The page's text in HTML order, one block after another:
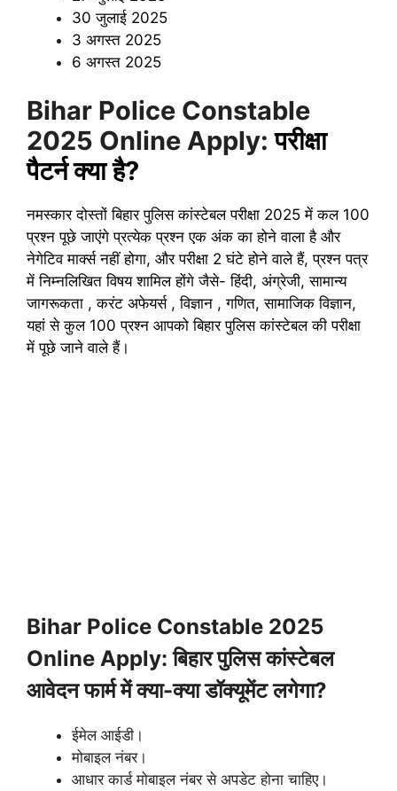
30 जुलाई 2025
3 अगस्त 2025
6 अगस्त 2025
Bihar Police Constable
2025 Online Apply:परीक्षा
पैटर्न क्या है?
नमस्कार दोस्तों बिहार पुलिस कांस्टेबल परीक्षा 2025 में कल 100
प्रश्न पूछे जाएंगे प्रत्येक प्रश्न एक अंक का होने वाला है और
नेगेटिव मार्क्स नहीं होगा, और परीक्षा 2 घंटे होने वाले हैं, प्रश्न पत्र
में निम्नलिखित विषय शामिल होंगे जैसे- हिंदी, अंग्रेजी, सामान्य
जागरूकता , करंट अफेयर्स , विज्ञान , गणित, सामाजिक विज्ञान,
यहां से कुल 100 प्रश्न आपको बिहार पुलिस कांस्टेबल की परीक्षा
में पूछे जाने वाले हैं।
Bihar Police Constable 2025
Online Apply: बिहार पुलिस कांस्टेबल
आवेदन फार्म में क्या-क्या डॉक्यूमेंट लगेगा?
ईमेल आईडी।
मोबाइल नंबर।
आधार कार्ड मोबाइल नंबर से अपडेट होना चाहिए।